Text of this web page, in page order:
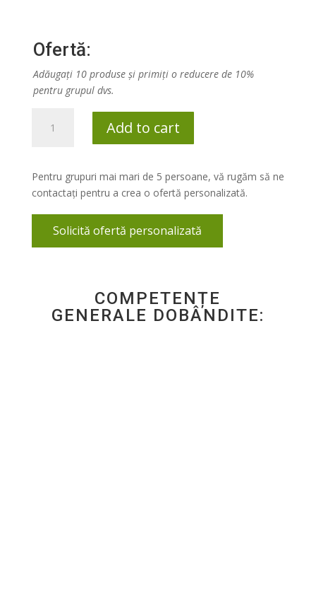
Ofertă:
Adăugați 10 produse și primiți o reducere de 10%
pentru grupul dvs.
digitale.
și
resurse
pentru
predare
-
(DigitaLLE)
Add to cart
Pentru grupuri mai mari de 5 persoane, vă rugăm să ne
contactați pentru a crea o ofertă personalizată.
Solicită ofertă personalizată
COMPETENȚE
GENERALE DOBÂNDITE: